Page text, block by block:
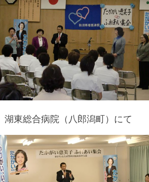
湖東総合病院（八郎潟町）にて